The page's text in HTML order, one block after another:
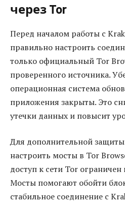
через Tor
Перед началом работы с
правильно настроить
только официальный Tor
проверенного источника.
операционная система
приложения закрыты. Это
утечки данных и повысит
Для дополнительной
настроить мосты в Tor
доступ к сети Tor
Мосты помогают обойти
стабильное соединение с